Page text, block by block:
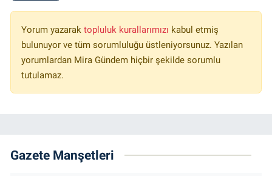
Yorum yazarak topluluk kurallarımızı kabul etmiş
bulunuyor ve tüm sorumluluğu üstleniyorsunuz. Yazılan
yorumlardan Mira Gündem hiçbir şekilde sorumlu
tutulamaz.
Gazete Manşetleri